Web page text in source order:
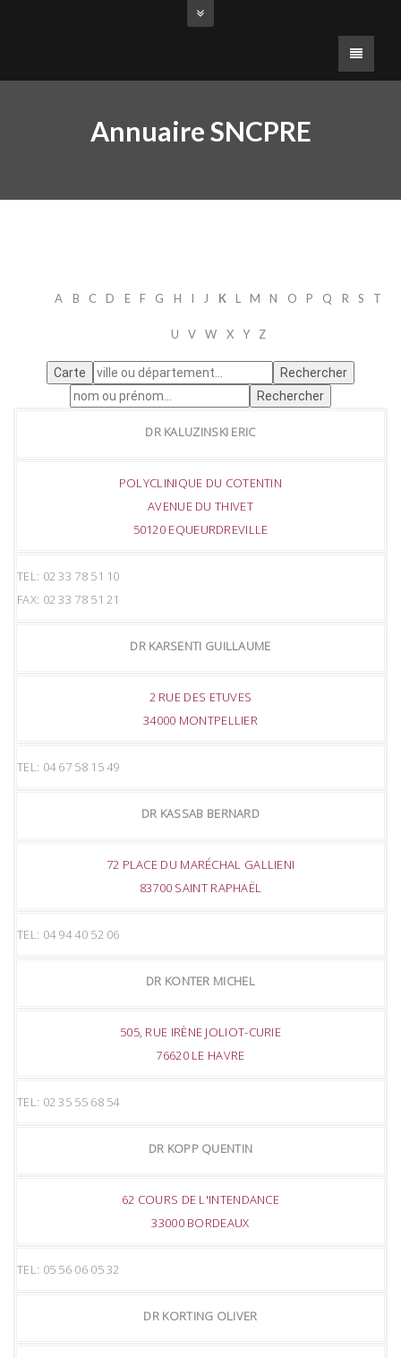
Annuaire SNCPRE
A B C D E F G H I J K L M N O P Q R S T
U V W X Y Z
DR KALUZINSKI ERIC
POLYCLINIQUE DU COTENTIN
AVENUE DU THIVET
50120 EQUEURDREVILLE
TEL: 02 33 78 51 10
FAX: 02 33 78 51 21
DR KARSENTI GUILLAUME
2 RUE DES ETUVES
34000 MONTPELLIER
TEL: 04 67 58 15 49
DR KASSAB BERNARD
72 PLACE DU MARÉCHAL GALLIENI
83700 SAINT RAPHAËL
TEL: 04 94 40 52 06
DR KONTER MICHEL
505, RUE IRÈNE JOLIOT-CURIE
76620 LE HAVRE
TEL: 02 35 55 68 54
DR KOPP QUENTIN
62 COURS DE L'INTENDANCE
33000 BORDEAUX
TEL: 05 56 06 05 32
DR KORTING OLIVER